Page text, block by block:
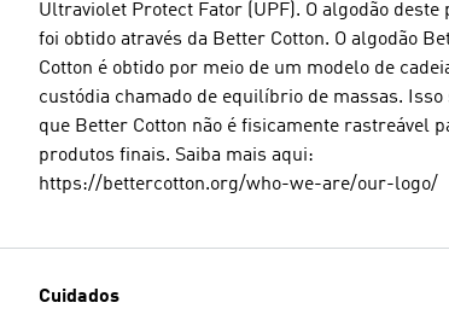
Ultraviolet Protect Fator (UPF). O algodão deste
foi obtido através da Better Cotton. O algodão
Cotton é obtido por meio de um modelo de
custódia chamado de equilíbrio de massas. Isso
que Better Cotton não é fisicamente rastreável
produtos finais. Saiba mais aqui:
https://bettercotton.org/who-we-are/our-logo/
Cuidados